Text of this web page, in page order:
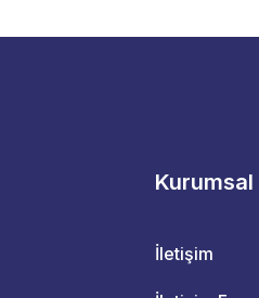
Kurumsal
İletişim